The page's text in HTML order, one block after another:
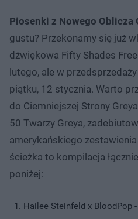
Piosenki z Nowego Oblicza
gustu? Przekonamy się już
dźwiękowa Fifty Shades
lutego, ale w
piątku, 12 stycznia. Warto
do Ciemniejszej Strony
50 Twarzy Greya,
amerykańskiego
ścieżka to kompilacja
poniżej:
Hailee Steinfeld x BloodPop